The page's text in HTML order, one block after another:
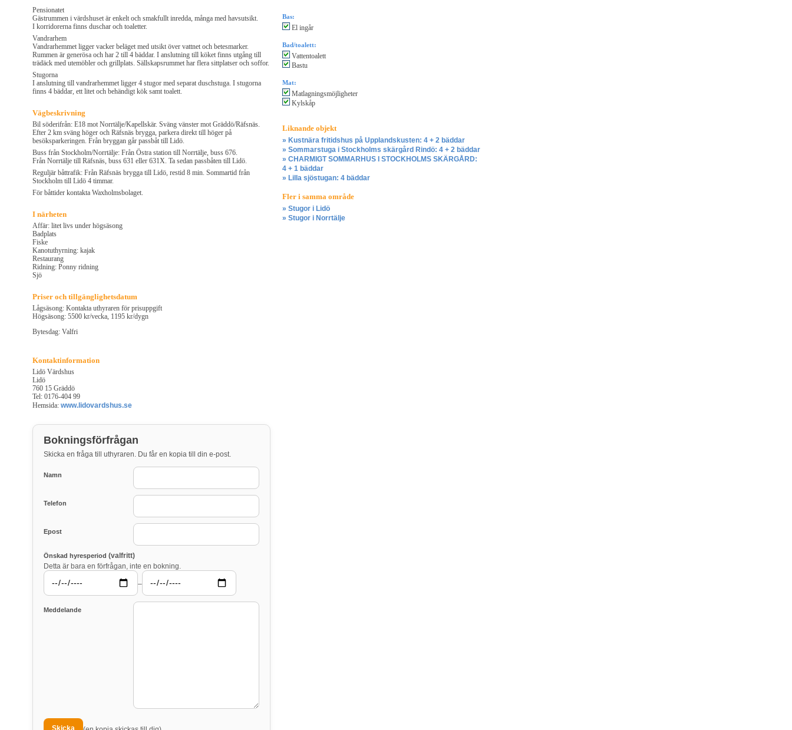
Pensionatet
Gästrummen i värdshuset är enkelt och smakfullt inredda, många med havsutsikt.
I korridorerna finns duschar och toaletter.
Vandrarhem
Vandrarhemmet ligger vacker beläget med utsikt över vattnet och betesmarker.
Rummen är generösa och har 2 till 4 bäddar. I anslutning till köket finns utgång till
trädäck med utemöbler och grillplats. Sällskapsrummet har flera sittplatser och soffor.
Stugorna
I anslutning till vandrarhemmet ligger 4 stugor med separat duschstuga. I stugorna
finns 4 bäddar, ett litet och behändigt kök samt toalett.
Vägbeskrivning
Bil söderifrån: E18 mot Norrtälje/Kapellskär. Sväng vänster mot Gräddö/Räfsnäs.
Efter 2 km sväng höger och Räfsnäs brygga, parkera direkt till höger på
besöksparkeringen. Från bryggan går passbåt till Lidö.
Buss från Stockholm/Norrtälje: Från Östra station till Norrtälje, buss 676.
Från Norrtälje till Räfsnäs, buss 631 eller 631X. Ta sedan passbåten till Lidö.
Reguljär båttrafik: Från Räfsnäs brygga till Lidö, restid 8 min. Sommartid från
Stockholm till Lidö 4 timmar.
För båttider kontakta Waxholmsbolaget.
I närheten
Affär: litet livs under högsäsong
Badplats
Fiske
Kanotuthyrning: kajak
Restaurang
Ridning: Ponny ridning
Sjö
Priser och tillgänglighetsdatum
Lågsäsong: Kontakta uthyraren för prisuppgift
Högsäsong: 5500 kr/vecka, 1195 kr/dygn
Bytesdag: Valfri
Kontaktinformation
Lidö Värdshus
Lidö
760 15 Gräddö
Tel: 0176-404 99
Hemsida: www.lidovardshus.se
Bokningsförfrågan
Skicka en fråga till uthyraren. Du får en kopia till din e-post.
Namn
Telefon
Epost
Önskad hyresperiod (valfritt)
Detta är bara en förfrågan, inte en bokning.
–
Meddelande
Bas:
El ingår
Bad/toalett:
Vattentoalett
Bastu
Mat:
Matlagningsmöjligheter
Kylskåp
Liknande objekt
» Kustnära fritidshus på Upplandskusten: 4 + 2 bäddar
» Sommarstuga i Stockholms skärgård Rindö: 4 + 2 bäddar
» CHARMIGT SOMMARHUS I STOCKHOLMS SKÄRGÅRD:
4 + 1 bäddar
» Lilla sjöstugan: 4 bäddar
Fler i samma område
» Stugor i Lidö
» Stugor i Norrtälje